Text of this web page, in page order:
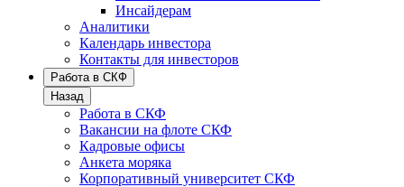
Инсайдерам
Аналитики
Календарь инвестора
Контакты для инвесторов
Работа в СКФ
Назад
Работа в СКФ
Вакансии на флоте СКФ
Кадровые офисы
Анкета моряка
Корпоративный университет СКФ